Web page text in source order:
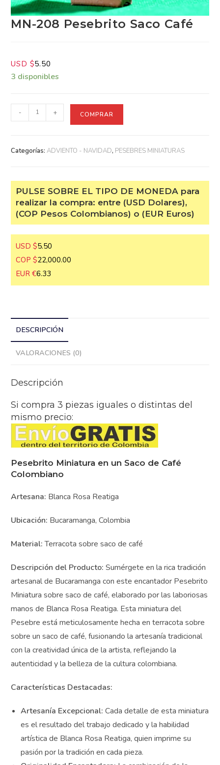
MN-208 Pesebrito Saco Café
USD $5.50
3 disponibles
Categorías: ADVIENTO - NAVIDAD PESEBRES MINIATURAS
PULSE SOBRE EL TIPO DE MONEDA
para realizar la compra: entre (USD
Dolares), (COP Pesos Colombianos) o
(EUR Euros)
USD $
COP $
22,000.00
VALORACIONES (0)
Descripción
Si compra 3 piezas iguales o distintas del
mismo precio:
Pesebrito Miniatura en un Saco de Café
Blanca Rosa Reatiga
Bucaramanga, Colombia
Descripción del Producto:
Sumérgete en la rica
tradición artesanal de Bucaramanga con este
encantador Pesebrito Miniatura sobre saco de café,
elaborado por las laboriosas manos de Blanca Rosa
meticulosamente hecha en terracota sobre sobre un
saco de café, fusionando la artesanía tradicional con la
creatividad única de la artista, reflejando la autenticidad
y la belleza de la cultura colombiana.
Características Destacadas:
Cada detalle de esta
miniatura es el resultado del trabajo dedicado y la
habilidad artística de Blanca Rosa Reatiga, quien